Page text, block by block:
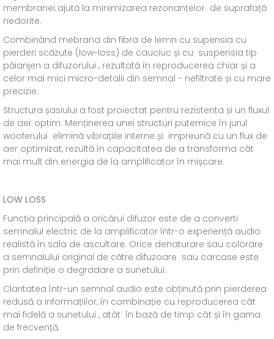
membranei ajută la minimizarea rezonanțelor de suprafață
nedorite.
Combinând mebrana din fibra de lemn cu supensia cu
pierderi scăzute (low-loss) de cauciuc și cu suspensia tip
păianjen a difuzorului , rezultată în reproducerea chiar și a
celor mai mici micro-detalii din semnal - nefiltrate și cu mare
precizie.
Structura șasiului a fost proiectat pentru rezistenta și un fluxul
de aer optim. Menținerea unei structuri puternice în jurul
wooferului elimină vibrațiile interne și impreună cu un flux de
aer optimizat, rezultă în capacitatea de a transforma cât
mai mult din energia de la amplificator în mișcare.
LOW LOSS
Funcția principală a oricărui difuzor este de a converti
semnalul electric de la amplificator într-o experiență audio
realistă în sala de ascultare. Orice denaturare sau colorare
a semnalului original de către difuzoare sau carcase este
prin definiție o degradare a sunetului.
Claritatea într-un semnal audio este obținută prin pierderea
redusă a informațiilor, în combinație cu reproducerea cât
mai fidelă a sunetului , atât în bază de timp cât și în gama
de frecvență.